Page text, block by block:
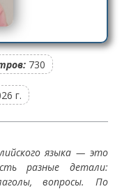
730
г.
языка — это
разные детали:
вопросы. По